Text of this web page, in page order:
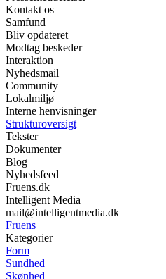
Kontakt os
Samfund
Bliv opdateret
Modtag beskeder
Interaktion
Nyhedsmail
Community
Lokalmiljø
Interne henvisninger
Strukturoversigt
Tekster
Dokumenter
Blog
Nyhedsfeed
Fruens.dk
Intelligent Media
mail@intelligentmedia.dk
Fruens
Kategorier
Form
Sundhed
Skønhed